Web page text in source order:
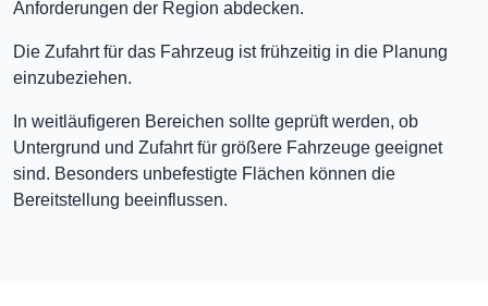
Anforderungen der Region abdecken.
Die Zufahrt für das Fahrzeug ist frühzeitig in die Planung
einzubeziehen.
In weitläufigeren Bereichen sollte geprüft werden, ob
Untergrund und Zufahrt für größere Fahrzeuge geeignet
sind. Besonders unbefestigte Flächen können die
Bereitstellung beeinflussen.